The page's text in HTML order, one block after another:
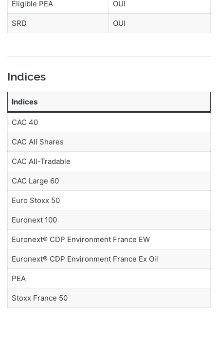
Éligible PEA OUI
SRD OUI
Indices
Indices
CAC 40
CAC All Shares
CAC All-Tradable
CAC Large 60
Euro Stoxx 50
Euronext 100
Euronext® CDP Environment France EW
Euronext® CDP Environment France Ex Oil
PEA
Stoxx France 50